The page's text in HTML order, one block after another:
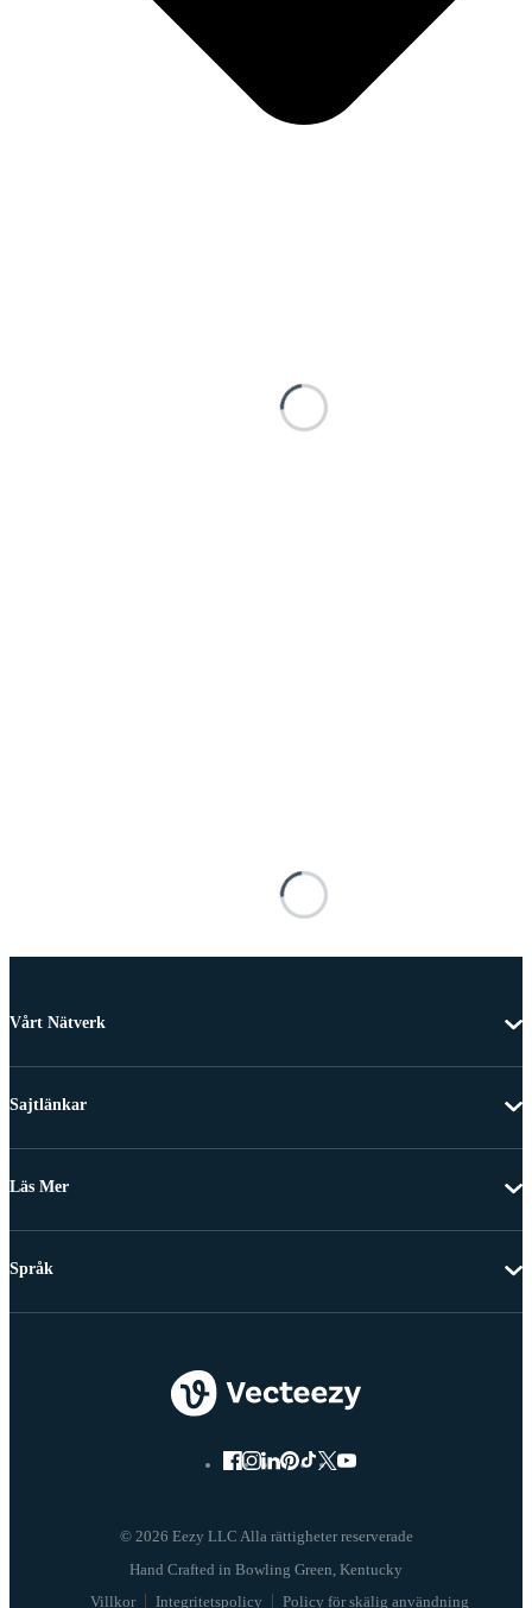
Vårt Nätverk
Sajtlänkar
Läs Mer
© 2026 Eezy LLC Alla rättigheter reserverade
Villkor Integritetspolicy Policy för skälig användning
Språk